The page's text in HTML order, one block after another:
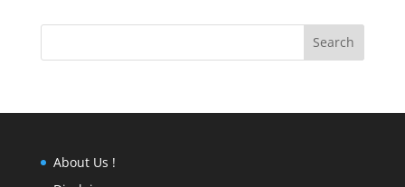
Search
About Us !